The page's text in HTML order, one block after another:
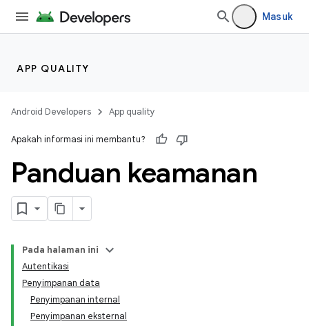
Masuk
APP QUALITY
Android Developers App quality
Apakah informasi ini membantu?
Panduan keamanan
Pada halaman ini
Autentikasi
Penyimpanan data
Penyimpanan internal
Penyimpanan eksternal